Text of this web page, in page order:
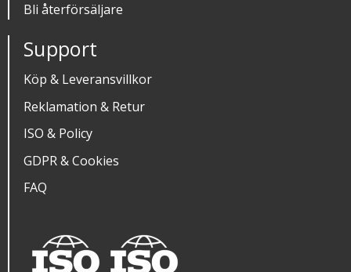
Bli återförsäljare
Support
Köp & Leveransvillkor
Reklamation & Retur
ISO & Policy
GDPR & Cookies
FAQ